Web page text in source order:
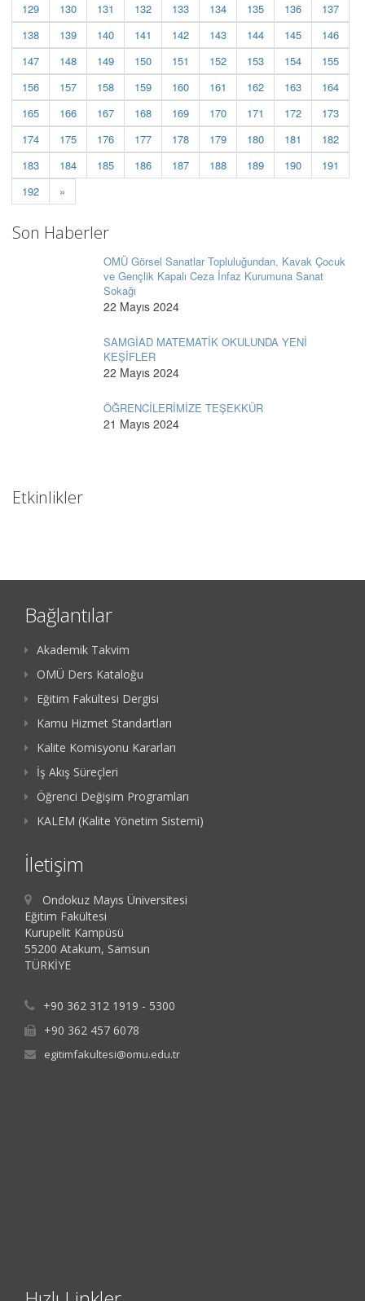
129
130 131 132 133 134 135 136
137
138
139 140 141 142 143 144 145
146
147
148 149 150 151 152 153 154
155
156
157 158 159 160 161 162 163
164
165
166 167 168 169 170 171 172
173
174
175 176 177 178 179 180 181
182
183
184 185 186 187 188 189 190
191
192
»
Son Haberler
OMÜ Görsel Sanatlar Topluluğundan, Kavak Çocuk
ve Gençlik Kapalı Ceza İnfaz Kurumuna Sanat
Sokağı
22 Mayıs 2024
SAMGİAD MATEMATİK OKULUNDA YENİ
KEŞİFLER
22 Mayıs 2024
ÖĞRENCİLERİMİZE TEŞEKKÜR
21 Mayıs 2024
Etkinlikler
Bağlantılar
Akademik Takvim
OMÜ Ders Kataloğu
Eğitim Fakültesi Dergisi
Kamu Hizmet Standartları
Kalite Komisyonu Kararları
İş Akış Süreçleri
Öğrenci Değişim Programları
KALEM (Kalite Yönetim Sistemi)
İletişim
Ondokuz Mayıs Üniversitesi
Eğitim Fakültesi
Kurupelit Kampüsü
55200 Atakum, Samsun
TÜRKİYE
+90 362 312 1919 - 5300
+90 362 457 6078
egitimfakultesi@omu.edu.tr